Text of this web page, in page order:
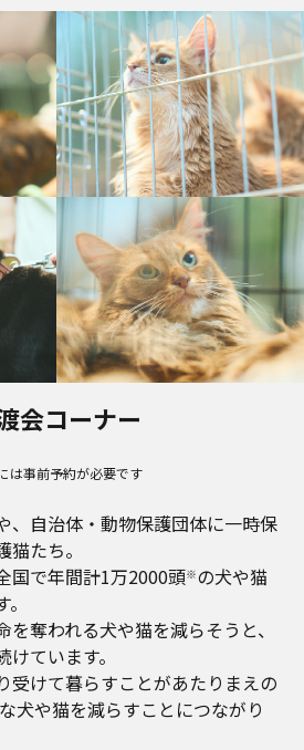
会コーナー
は事前予約が必要です
、自治体・動物保護団体に一時保
たち。
国で年間計1万2000頭※の犬や猫
奪われる犬や猫を減らそうと、
ています。
受けて暮らすことがあたりまえの
犬や猫を減らすことにつながり